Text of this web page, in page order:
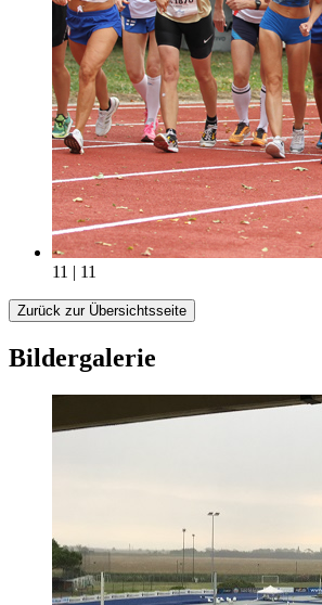
11 | 11
Zurück zur Übersichtsseite
Bildergalerie